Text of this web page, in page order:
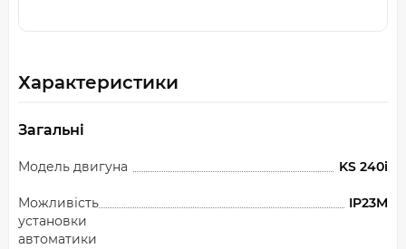
Характеристики
Загальні
Модель двигуна KS 240i
Можливість
установки
автоматики
IP23M